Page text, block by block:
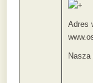
Adres